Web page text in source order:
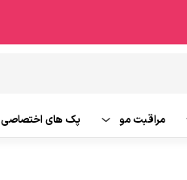
مراقبت مو پک های اختصاصی